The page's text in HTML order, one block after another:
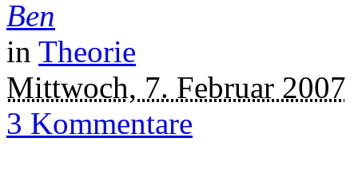
Ben
in Theorie
Mittwoch, 7. Februar 2007
3 Kommentare